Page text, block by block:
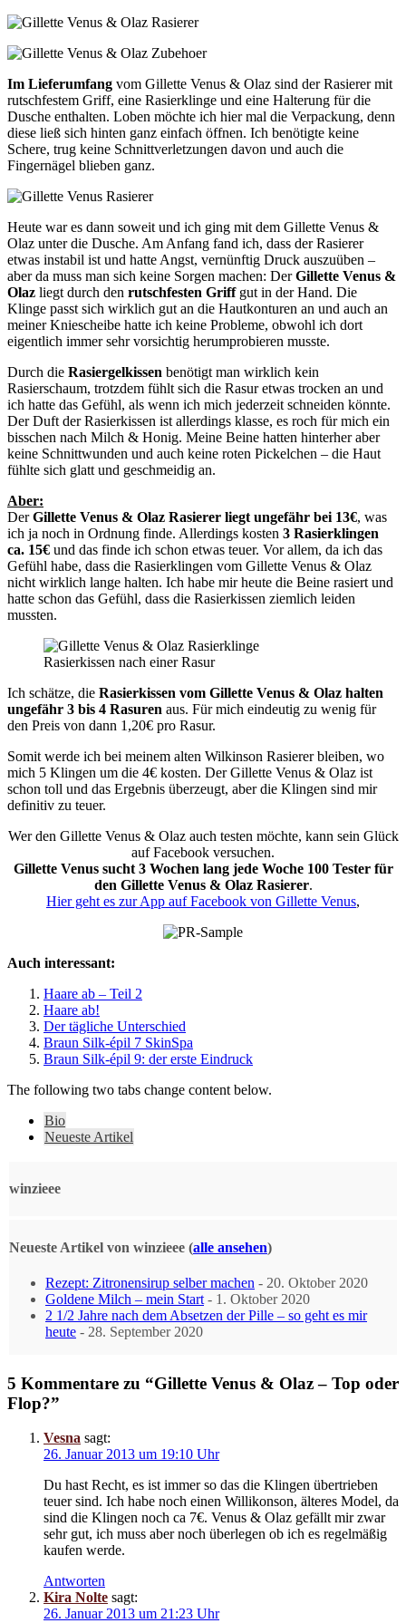
Im Lieferumfang vom Gillette Venus & Olaz sind der Rasierer mit
rutschfestem Griff, eine Rasierklinge und eine Halterung für die
Dusche enthalten. Loben möchte ich hier mal die Verpackung, denn
diese ließ sich hinten ganz einfach öffnen. Ich benötigte keine
Schere, trug keine Schnittverletzungen davon und auch die
Fingernägel blieben ganz.
Heute war es dann soweit und ich ging mit dem Gillette Venus &
Olaz unter die Dusche. Am Anfang fand ich, dass der Rasierer
etwas instabil ist und hatte Angst, vernünftig Druck auszuüben –
aber da muss man sich keine Sorgen machen: DerGillette Venus &
Olaz liegt durch den rutschfesten Griffgut in der Hand. Die
Klinge passt sich wirklich gut an die Hautkonturen an und auch an
meiner Kniescheibe hatte ich keine Probleme, obwohl ich dort
eigentlich immer sehr vorsichtig herumprobieren musste.
Durch die Rasiergelkissen benötigt man wirklich kein
Rasierschaum, trotzdem fühlt sich die Rasur etwas trocken an und
ich hatte das Gefühl, als wenn ich mich jederzeit schneiden könnte.
Der Duft der Rasierkissen ist allerdings klasse, es roch für mich ein
bisschen nach Milch & Honig. Meine Beine hatten hinterher aber
keine Schnittwunden und auch keine roten Pickelchen – die Haut
fühlte sich glatt und geschmeidig an.
Aber:
DerGillette Venus & Olaz Rasierer liegt ungefähr bei 13€, was
ich ja noch in Ordnung finde. Allerdings kosten 3 Rasierklingen
ca. 15€ und das finde ich schon etwas teuer. Vor allem, da ich das
Gefühl habe, dass die Rasierklingen vom Gillette Venus & Olaz
nicht wirklich lange halten. Ich habe mir heute die Beine rasiert und
hatte schon das Gefühl, dass die Rasierkissen ziemlich leiden
mussten.
Rasierkissen nach einer Rasur
Ich schätze, die Rasierkissen vom Gillette Venus & Olaz halten
ungefähr 3 bis 4 Rasuren aus. Für mich eindeutig zu wenig für
den Preis von dann 1,20€ pro Rasur.
Somit werde ich bei meinem alten Wilkinson Rasierer bleiben, wo
mich 5 Klingen um die 4€ kosten. Der Gillette Venus & Olaz ist
schon toll und das Ergebnis überzeugt, aber die Klingen sind mir
definitiv zu teuer.
Wer den Gillette Venus & Olaz auch testen möchte, kann sein Glück
auf Facebook versuchen.
Gillette Venus sucht 3 Wochen lang jede Woche 100 Tester für
den Gillette Venus & Olaz Rasierer.
Hier geht es zur App auf Facebook von Gillette Venus,
Auch interessant:
Haare ab – Teil 2
Haare ab!
Der tägliche Unterschied
Braun Silk-épil 7 SkinSpa
Braun Silk-épil 9: der erste Eindruck
The following two tabs change content below.
Bio
Neueste Artikel
winzieee
Neueste Artikel von winzieee (alle ansehen)
Rezept: Zitronensirup selber machen - 20. Oktober 2020
Goldene Milch – mein Start - 1. Oktober 2020
2 1/2 Jahre nach dem Absetzen der Pille – so geht es mir
heute - 28. September 2020
5 Kommentare zu “Gillette Venus & Olaz – Top oder
Flop?”
Vesna sagt:
26. Januar 2013 um 19:10 Uhr
Du hast Recht, es ist immer so das die Klingen übertrieben
teuer sind. Ich habe noch einen Willikonson, älteres Model, da
sind die Klingen noch ca 7€. Venus & Olaz gefällt mir zwar
sehr gut, ich muss aber noch überlegen ob ich es regelmäßig
kaufen werde.
Antworten
Kira Nolte sagt:
26. Januar 2013 um 21:23 Uhr